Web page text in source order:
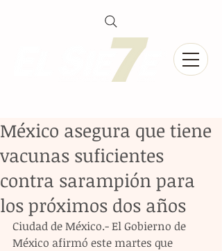
México asegura que tiene
vacunas suficientes
contra sarampión para
los próximos dos años
Ciudad de México.- El Gobierno de
México afirmó este martes que